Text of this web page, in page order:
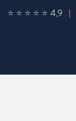
⭐ ⭐ ⭐ ⭐ ⭐ 4,9 |